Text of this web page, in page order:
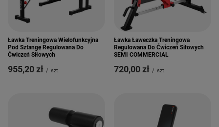
Ławka Treningowa Wielofunkcyjna
Pod Sztangę Regulowana Do
Ćwiczeń Siłowych
955,20 zł / szt.
Ławka Ławeczka Treningowa
Regulowana Do Ćwiczeń Siłowych
SEMI COMMERCIAL
720,00 zł / szt.